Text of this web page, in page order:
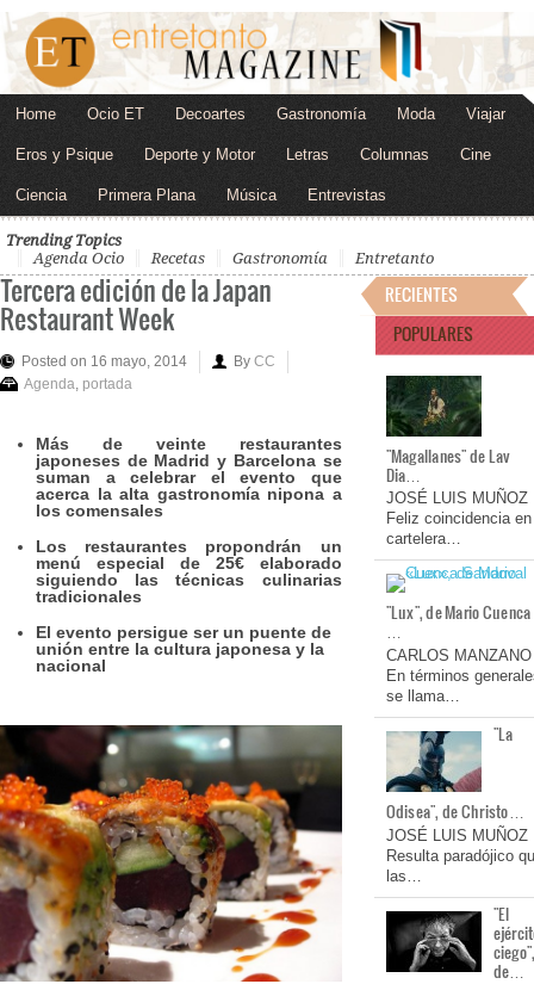
Home Ocio ET Decoartes Gastronomía Moda Viajar
Eros y Psique Deporte y Motor Letras Columnas Cine
Ciencia Primera Plana Música Entrevistas
Trending Topics
Agenda Ocio
Recetas Gastronomía Entretanto
Tercera edición de la Japan
Restaurant Week
Posted on 16 mayo, 2014 By CC
Agenda portada
Más de veinte restaurantes
japoneses de Madrid y Barcelona se
suman a celebrar el evento que
acerca la alta gastronomía nipona a
los comensales
Los restaurantes propondrán un
menú especial de 25€ elaborado
siguiendo las técnicas culinarias
tradicionales
El evento persigue ser un puente de
unión entre la cultura japonesa y la
nacional
RECIENTES
POPULARES
"Magallanes" de Lav
Dia…
JOSÉ LUIS MUÑOZ
Feliz coincidencia en
cartelera…
"Lux", de Mario Cuenca
…
CARLOS MANZANO
En términos
se llama…
"La
Odisea", de Christo…
JOSÉ LUIS MUÑOZ
Resulta paradójico
las…
"El
de…